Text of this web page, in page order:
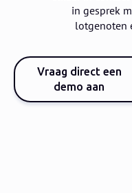
in gesprek
lotgenoten
Vraag direct een
demo aan